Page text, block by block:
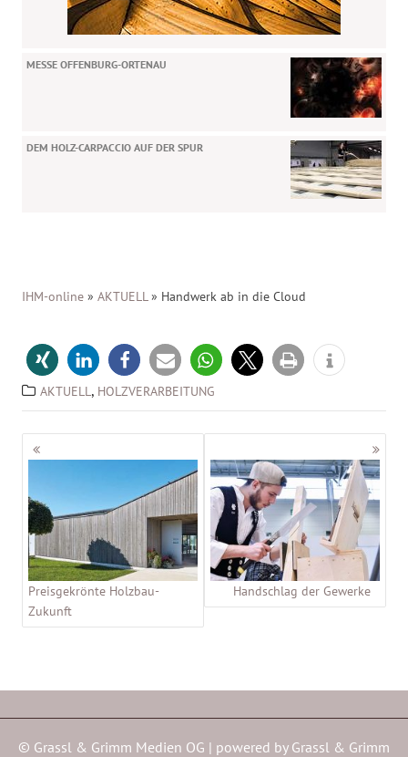
MESSE OFFENBURG-ORTENAU
DEM HOLZ-CARPACCIO AUF DER SPUR
IHM-online »AKTUELL» Handwerk ab in die Cloud
AKTUELL, HOLZVERARBEITUNG
Beitragsnavigation
Preisgekrönte Holzbau-
Zukunft
Handschlag der Gewerke
© Grassl & Grimm Medien OG | powered by Grassl & Grimm